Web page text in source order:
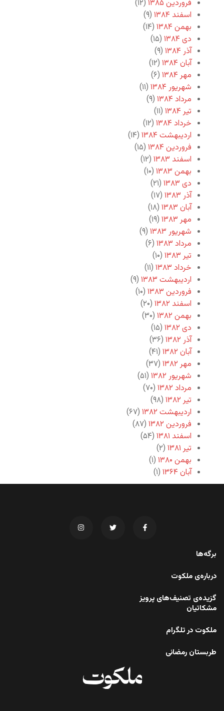
فروردین ۱۳۸۵
(۱۲)
اسفند ۱۳۸۴
(۹)
بهمن ۱۳۸۴
(۱۴)
دی ۱۳۸۴
(۱۵)
آذر ۱۳۸۴
(۹)
آبان ۱۳۸۴
(۱۲)
مهر ۱۳۸۴
(۶)
شهریور ۱۳۸۴
(۱۱)
مرداد ۱۳۸۴
(۹)
تیر ۱۳۸۴
(۱۱)
خرداد ۱۳۸۴
(۱۲)
اردیبهشت ۱۳۸۴
(۱۴)
فروردین ۱۳۸۴
(۱۵)
اسفند ۱۳۸۳
(۱۲)
بهمن ۱۳۸۳
(۱۰)
دی ۱۳۸۳
(۲۱)
آذر ۱۳۸۳
(۱۷)
آبان ۱۳۸۳
(۱۸)
مهر ۱۳۸۳
(۱۹)
شهریور ۱۳۸۳
(۹)
مرداد ۱۳۸۳
(۶)
تیر ۱۳۸۳
(۱۰)
خرداد ۱۳۸۳
(۱۱)
اردیبهشت ۱۳۸۳
(۹)
فروردین ۱۳۸۳
(۱۰)
اسفند ۱۳۸۲
(۲۰)
بهمن ۱۳۸۲
(۳۰)
دی ۱۳۸۲
(۱۵)
آذر ۱۳۸۲
(۳۶)
آبان ۱۳۸۲
(۴۱)
مهر ۱۳۸۲
(۳۷)
شهریور ۱۳۸۲
(۵۱)
مرداد ۱۳۸۲
(۷۰)
تیر ۱۳۸۲
(۹۸)
اردیبهشت ۱۳۸۲
(۶۷)
فروردین ۱۳۸۲
(۸۷)
اسفند ۱۳۸۱
(۵۴)
تیر ۱۳۸۱
(۲)
بهمن ۱۳۸۰
(۱)
آبان ۱۳۶۴
(۱)
برگه‌ها
درباره‌ی ملکوت
گزیده‌ی تصنیف‌های پرویز
مشکاتیان
ملکوت در تلگرام
طربستان رمضانی